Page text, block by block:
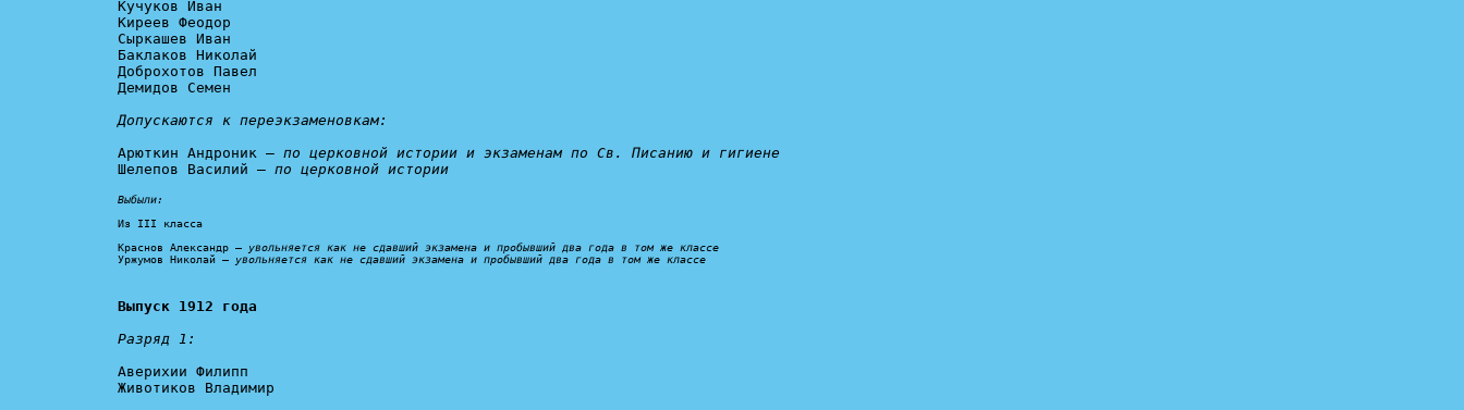
Кучуков Иван
Киреев Феодор
Сыркашев Иван
Баклаков Николай
Доброхотов Павел
Демидов Семен
Допускаются к переэкзаменовкам:
Арюткин Андроник – по церковной истории и экзаменам по Св. Писанию и гигиене
Шелепов Василий – по церковной истории
Выбыли:
Из III класса
Краснов Александр – увольняется как не сдавший экзамена и пробывший два года в том же классе
Уржумов Николай – увольняется как не сдавший экзамена и пробывший два года в том же классе
Выпуск 1912 года
Разряд 1:
Аверихии Филипп
Животиков Владимир